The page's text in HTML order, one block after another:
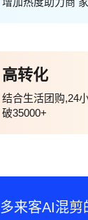
高转化
结合生活团购,24
破35000+
多来客AI混剪